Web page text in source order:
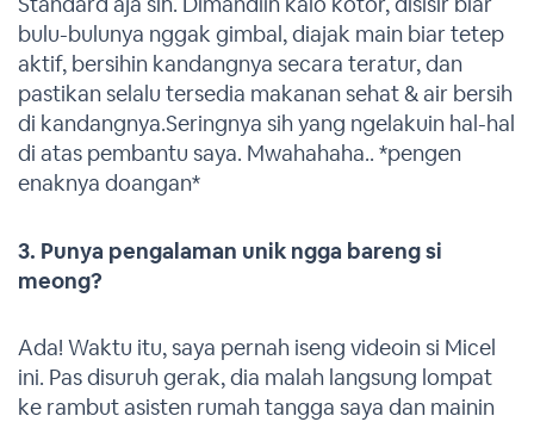
bulu-bulunya nggak gimbal, diajak main biar tetep
aktif, bersihin kandangnya secara teratur, dan
pastikan selalu tersedia makanan sehat & air bersih
di kandangnya.Seringnya sih yang ngelakuin hal-hal
di atas pembantu saya. Mwahahaha.. *pengen
enaknya doangan*
3. Punya pengalaman unik ngga bareng si
meong?
Ada! Waktu itu, saya pernah iseng videoin si Micel
ini. Pas disuruh gerak, dia malah langsung lompat
ke rambut asisten rumah tangga saya dan mainin